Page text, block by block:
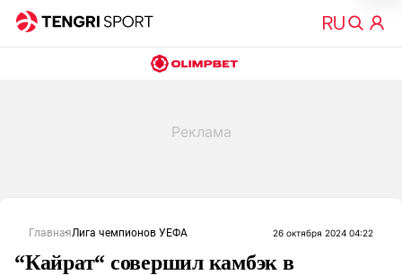
ГлавнаяЛига чемпионов УЕФА 26 октября 2024 04:22
“Кайрат“ совершил камбэк в